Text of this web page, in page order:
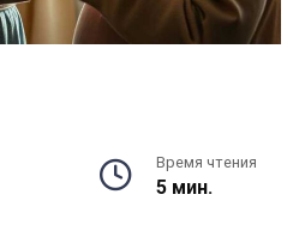
Время чтения
5 мин.